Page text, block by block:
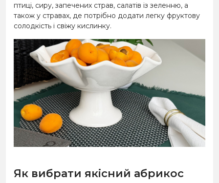
птиці, сиру, запечених страв, салатів із зеленню, а
також у стравах, де потрібно додати легку фруктову
солодкість і свіжу кислинку.
Як вибрати якісний абрикос